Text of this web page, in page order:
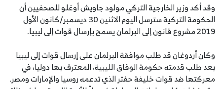
وقد أكد وزير الخارجية التركي مولود جاويش أوغلو للصحفيين أن
الحكومة التركية سترسل اليوم الاثنين 30 ديسمبر/كانون الأول
2019 مشروع قانون إلى البرلمان يسمح بإرسال قوات إلى ليبيا.
وكان أردوغان قد طلب موافقة البرلمان على إرسال قوات إلى ليبيا
بعد طلب قدمته حكومة الوفاق الليبية، المعترف بها دوليا، في
معركتها ضد قوات خليفة حفتر الذي تدعمه روسيا والإمارات ومصر.